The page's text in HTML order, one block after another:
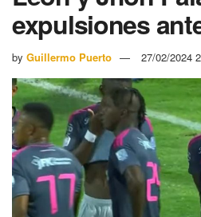
expulsiones
by Guillermo Puerto 27/02/2024